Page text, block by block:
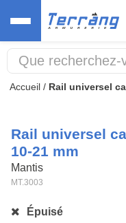
Accueil / Rail universel
Rail universel
10-21 mm
Mantis
MT.3003
Épuisé